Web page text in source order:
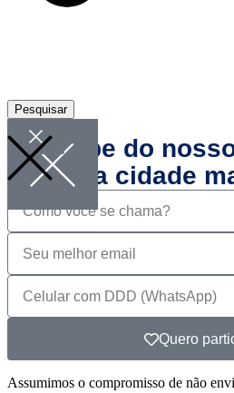
Pesquisar
Participe do
por uma cidade
Quero
Assumimos o compromisso de não